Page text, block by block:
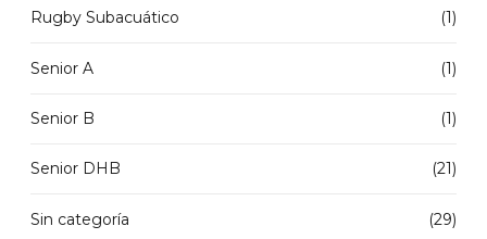
Rugby Subacuático (1)
Senior A (1)
Senior B (1)
Senior DHB (21)
Sin categoría (29)